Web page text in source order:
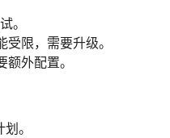
。
限，需要升级。
外配置。
。